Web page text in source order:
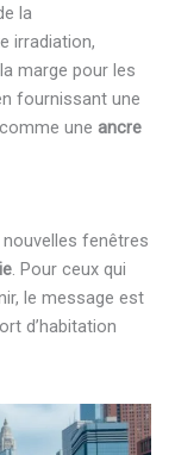
la
irradiation,
marge pour les
fournissant une
une ancre
fenêtres
. Pour ceux qui
le message est
d’habitation